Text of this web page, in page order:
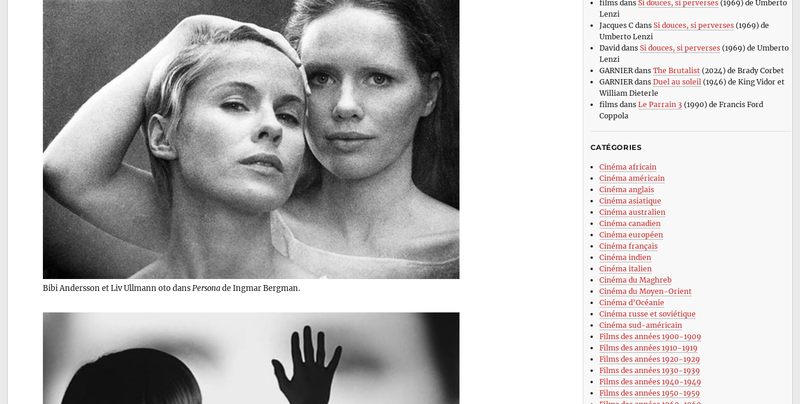
Bibi Andersson et Liv Ullmann oto dans Personade Ingmar Bergman.
filmsdans Si douces, si perverses(1969) de Umberto
Lenzi
Jacques Cdans Si douces, si perverses(1969) de
Umberto Lenzi
David dans Si douces, si perverses(1969) de Umberto
Lenzi
GARNIERdans The Brutalist(2024) de Brady Corbet
GARNIERdans Duel au soleil (1946) de King Vidor et
William Dieterle
filmsdans Le Parrain 3 (1990) de Francis Ford
Coppola
CATÉGORIES
Cinéma africain
Cinéma américain
Cinéma anglais
Cinéma asiatique
Cinéma australien
Cinéma canadien
Cinéma européen
Cinéma français
Cinéma indien
Cinéma italien
Cinéma du Maghreb
Cinéma du Moyen-Orient
Cinéma d’Océanie
Cinéma russe et soviétique
Cinéma sud-américain
Films des années 1900-1909
Films des années 1910-1919
Films des années 1920-1929
Films des années 1930-1939
Films des années 1940-1949
Films des années 1950-1959